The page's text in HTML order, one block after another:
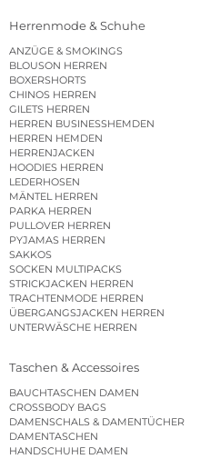
Herrenmode & Schuhe
ANZÜGE & SMOKINGS
BLOUSON HERREN
BOXERSHORTS
CHINOS HERREN
GILETS HERREN
HERREN BUSINESSHEMDEN
HERREN HEMDEN
HERRENJACKEN
HOODIES HERREN
LEDERHOSEN
MÄNTEL HERREN
PARKA HERREN
PULLOVER HERREN
PYJAMAS HERREN
SAKKOS
SOCKEN MULTIPACKS
STRICKJACKEN HERREN
TRACHTENMODE HERREN
ÜBERGANGSJACKEN HERREN
UNTERWÄSCHE HERREN
Taschen & Accessoires
BAUCHTASCHEN DAMEN
CROSSBODY BAGS
DAMENSCHALS & DAMENTÜCHER
DAMENTASCHEN
HANDSCHUHE DAMEN